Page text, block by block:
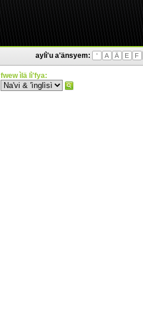
aylì'u a'änsyem: ' A Ä E F
fwew ìlä lì'fya: